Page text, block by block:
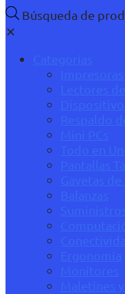
Búsqueda de
✕
Categorías
Impresoras
Lectores
Respaldo
Mini PCs
Todo en
Pantallas
Gavetas
Balanzas
Ergonomía
Monitores
Maletines